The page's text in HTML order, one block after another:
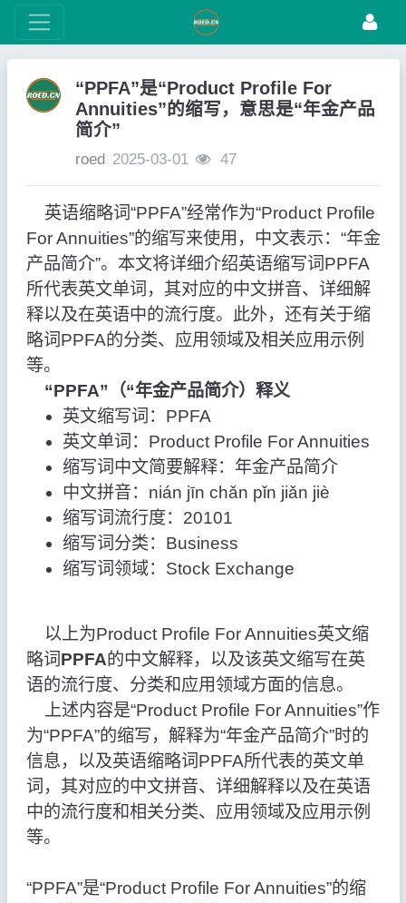
“PPFA”是“Product Profile For
Annuities”的缩写，意思是“年金产品
简介”
roed 2025-03-01 47
英语缩略词“PPFA”经常作为“Product Profile
For Annuities”的缩写来使用，中文表示：“年金
产品简介”。本文将详细介绍英语缩写词PPFA
所代表英文单词，其对应的中文拼音、详细解
释以及在英语中的流行度。此外，还有关于缩
略词PPFA的分类、应用领域及相关应用示例
等。
“PPFA”（“年金产品简介）释义
英文缩写词：PPFA
英文单词：Product Profile For Annuities
缩写词中文简要解释：年金产品简介
中文拼音：nián jīn chǎn pǐn jiǎn jiè
缩写词流行度：20101
缩写词分类：Business
缩写词领域：Stock Exchange
以上为Product Profile For Annuities英文缩
略词 PPFA的中文解释，以及该英文缩写在英
语的流行度、分类和应用领域方面的信息。
上述内容是“Product Profile For Annuities”作
为“PPFA”的缩写，解释为“年金产品简介”时的
信息，以及英语缩略词PPFA所代表的英文单
词，其对应的中文拼音、详细解释以及在英语
中的流行度和相关分类、应用领域及应用示例
等。
“PPFA”是“Product Profile For Annuities”的缩